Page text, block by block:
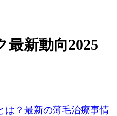
新動向2025
は？最新の薄毛治療事情